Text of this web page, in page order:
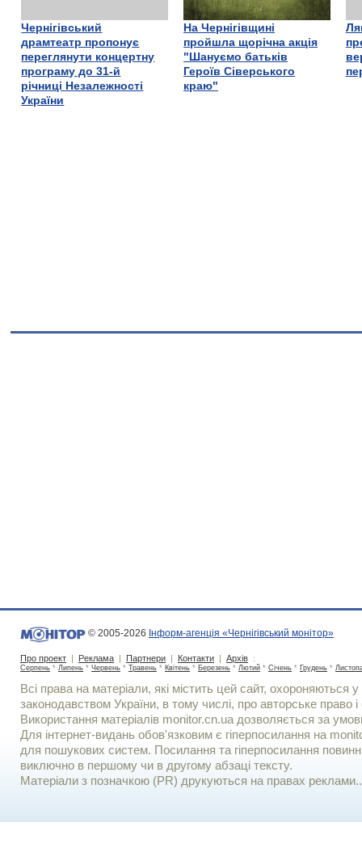
Чернігівський
драмтеатр пропонує
переглянути концертну
програму до 31-й
річниці Незалежності
України
На Чернігівщині
пройшла щорічна акція
"Шануємо батьків
Героїв Сіверського
краю"
© 2005-2026 Інформ-агенція «Чернігівський монітор»
Про проект | Реклама | Партнери | Контакти | Архів :
Серпень * Липень * Червень * Травень * Квітень * Березень * Лютий * Січень * Грудень *
Всі права на матеріали, які містить цей сайт, охороняються у
законодавством України, в тому числі, про авторське право і
Використання матерiалiв monitor.cn.ua дозволяється за
Для iнтернет-видань обов'язковим є гiперпосилання на
для пошукових систем. Посилання та гіперпосилання
виключно в першому чи в другому абзаці тексту.
Матеріали з позначкою (PR) друкуються на правах реклами..